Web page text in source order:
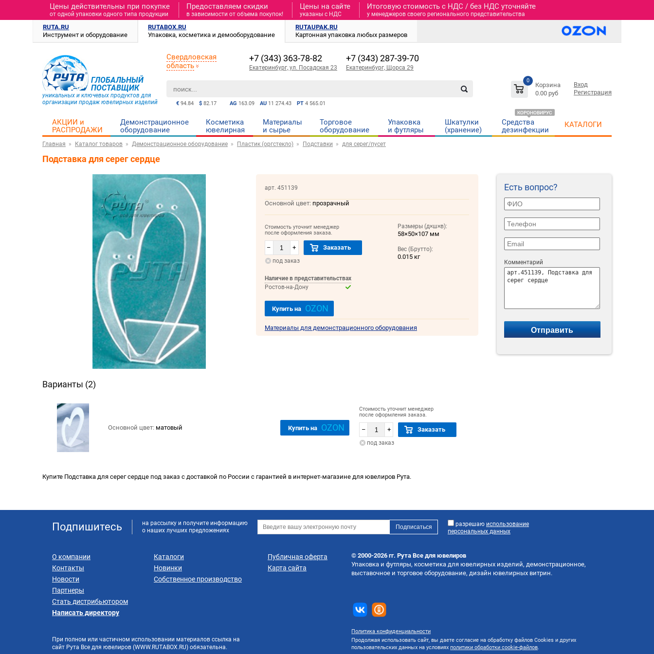
Цены действительны при покупке
от одной упаковки одного типа продукции
Предоставляем скидки
в зависимости от объема покупок!
Цены на сайте
указаны с НДС
Итоговую стоимость c НДС / без НДС уточняйте
у менеджеров своего регионального представительства
RUTA.RU
Инструмент и оборудование
RUTABOX.RU
Упаковка, косметика и демооборудование
RUTAUPAK.RU
Картонная упаковка любых размеров
ГЛОБАЛЬНЫЙ
ПОСТАВЩИК
уникальных и ключевых продуктов для
организации продаж ювелирных изделий
AG 163.09 AU 11 274.43 PT 4 565.01
€ 94.84 $ 82.17
0
Корзина
0.00 руб
Вход
Регистрация
Свердловская
область
+7 (343) 363-78-82
Екатеринбург, ул. Посадская 23
+7 (343) 287-39-70
Екатеринбург, Щорса 29
АКЦИИ и
РАСПРОДАЖИ
Демонстрационное
оборудование
Косметика
ювелирная
Материалы
и cырье
Торговое
оборудование
Упаковка
и футляры
Шкатулки
(хранение)
Средства
дезинфекции
КОРОНОВИРУС
КАТАЛОГИ
Главная Каталог товаров Демонстрационное оборудование Пластик (оргстекло) Подставки для серег/пусет
Подставка для серег сердце
Есть вопрос?
Комментарий
арт. 451139
Основной цвет:прозрачный
Стоимость уточнит менеджер
после оформления заказа.
– + Заказать
под заказ
Наличие в представительствах
Ростов-на-Дону
Размеры (д×ш×в):
58×50×107 мм
Вес (Брутто):
0.015 кг
Купить на OZON
Материалы для демонстрационного оборудования
Варианты (2)
Основной цвет: матовый Купить на OZON
Стоимость уточнит менеджер
после оформления заказа.
– + Заказать
под заказ
Купите Подставка для серег сердце под заказ с доставкой по России с гарантией в интернет-магазине для ювелиров Рута.
Подпишитесь
на рассылку и получите информацию
о наших лучших предложениях
разрешаю использование
персональных данных
О компании
Контакты
Новости
Партнеры
Стать дистрибьютором
Каталоги
Новинки
Собственное производство
Публичная оферта
Карта сайта
Написать директору
© 2000-2026 гг. Рута Все для ювелиров
Упаковка и футляры, косметика для ювелирных изделий, демонстрационное,
выставочное и торговое оборудование, дизайн ювелирных витрин.
При полном или частичном использовании материалов ссылка на
сайт Рута Все для ювелиров (WWW.RUTABOX.RU) обязательна.
Политика конфиденциальности
Продолжая использовать сайт, вы даете согласие на обработку файлов Cookies и других
пользовательских данных на условияхполитики обработки cookie-файлов.